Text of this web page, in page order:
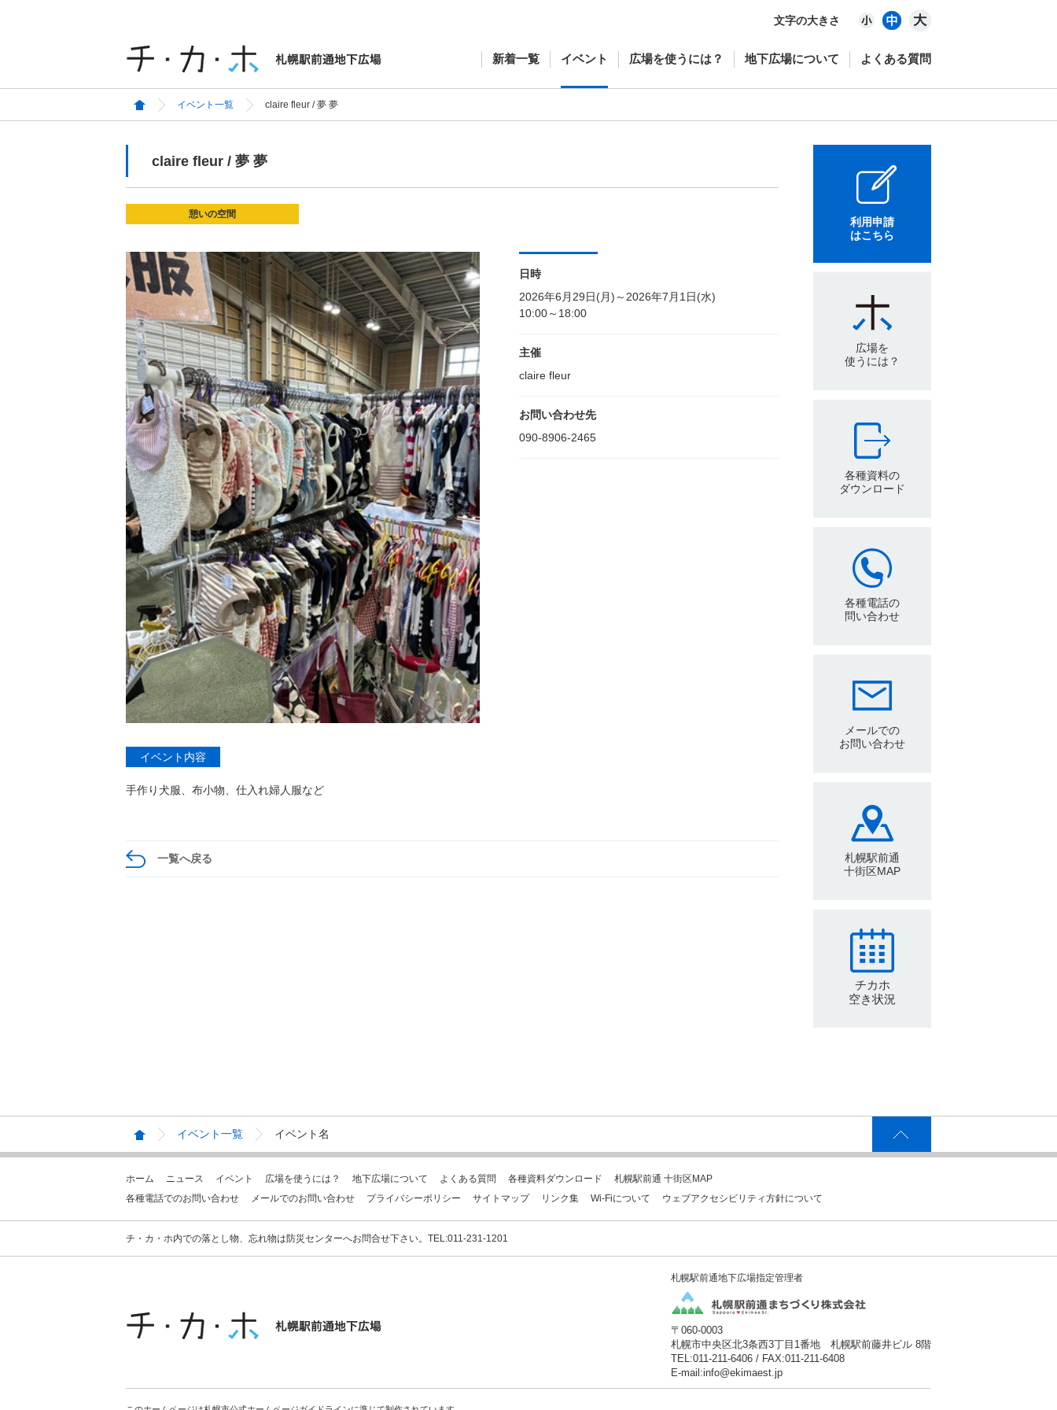
文字の大きさ
新着一覧 イベント 広場を使うには？ 地下広場について よくある質問
イベント一覧 claire fleur / 夢 夢
claire fleur / 夢 夢
憩いの空間
日時
2026年6月29日(月)～2026年7月1日(水)
10:00～18:00
主催
claire fleur
お問い合わせ先
090-8906-2465
イベント内容
手作り犬服、布小物、仕入れ婦人服など
一覧へ戻る
利用申請
はこちら
広場を
使うには？
各種資料の
ダウンロード
各種電話の
問い合わせ
メールでの
お問い合わせ
札幌駅前通
十街区MAP
チカホ
空き状況
イベント一覧 イベント名
ホーム ニュース イベント 広場を使うには？ 地下広場について よくある質問 各種資料ダウンロード
札幌駅前通 十街区MAP
各種電話でのお問い合わせ
メールでのお問い合わせ プライバシーポリシー サイトマップ リンク集 Wi-Fiについて ウェブアクセシビリティ方針について
チ・カ・ホ内での落とし物、忘れ物は防災センターへお問合せ下さい。TEL:011-231-1201
札幌駅前通地下広場指定管理者
〒060-0003
札幌市中央区北3条西3丁目1番地 札幌駅前藤井ビル 8階
TEL:011-211-6406 / FAX:011-211-6408
E-mail:info@ekimaest.jp